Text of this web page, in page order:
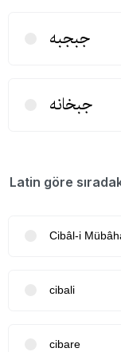
جبجبه
جبخانه
Latin göre
Cibâl-i
cibali
cibare